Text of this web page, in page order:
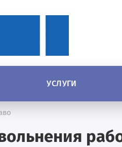
УСЛУГИ